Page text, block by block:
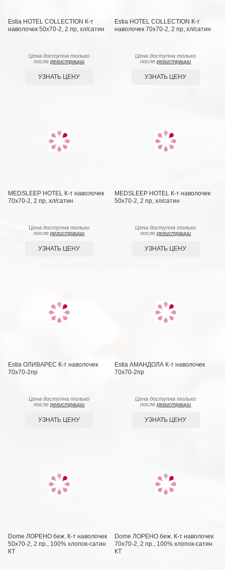
Estia HOTEL COLLECTION К-т
наволочек 50x70-2, 2 пр, хл/сатин
Цена доступна только
послерегистрации
УЗНАТЬ ЦЕНУ
Estia HOTEL COLLECTION К-т
наволочек 70x70-2, 2 пр, хл/сатин
Цена доступна только
послерегистрации
УЗНАТЬ ЦЕНУ
MEDSLEEP HOTEL К-т наволочек
70x70-2, 2 пр, хл/сатин
Цена доступна только
послерегистрации
УЗНАТЬ ЦЕНУ
MEDSLEEP HOTEL К-т наволочек
50x70-2, 2 пр, хл/сатин
Цена доступна только
послерегистрации
УЗНАТЬ ЦЕНУ
Estia ОЛИВАРЕС К-т наволочек
70х70-2пр
Цена доступна только
послерегистрации
УЗНАТЬ ЦЕНУ
Estia АМАНДОЛА К-т наволочек
70х70-2пр
Цена доступна только
послерегистрации
УЗНАТЬ ЦЕНУ
Dome ЛОРЕНО беж. К-т наволочек
50х70-2, 2 пр., 100% хлопок-сатин
КТ
Dome ЛОРЕНО беж. К-т наволочек
70х70-2, 2 пр., 100% хлопок-сатин
КТ